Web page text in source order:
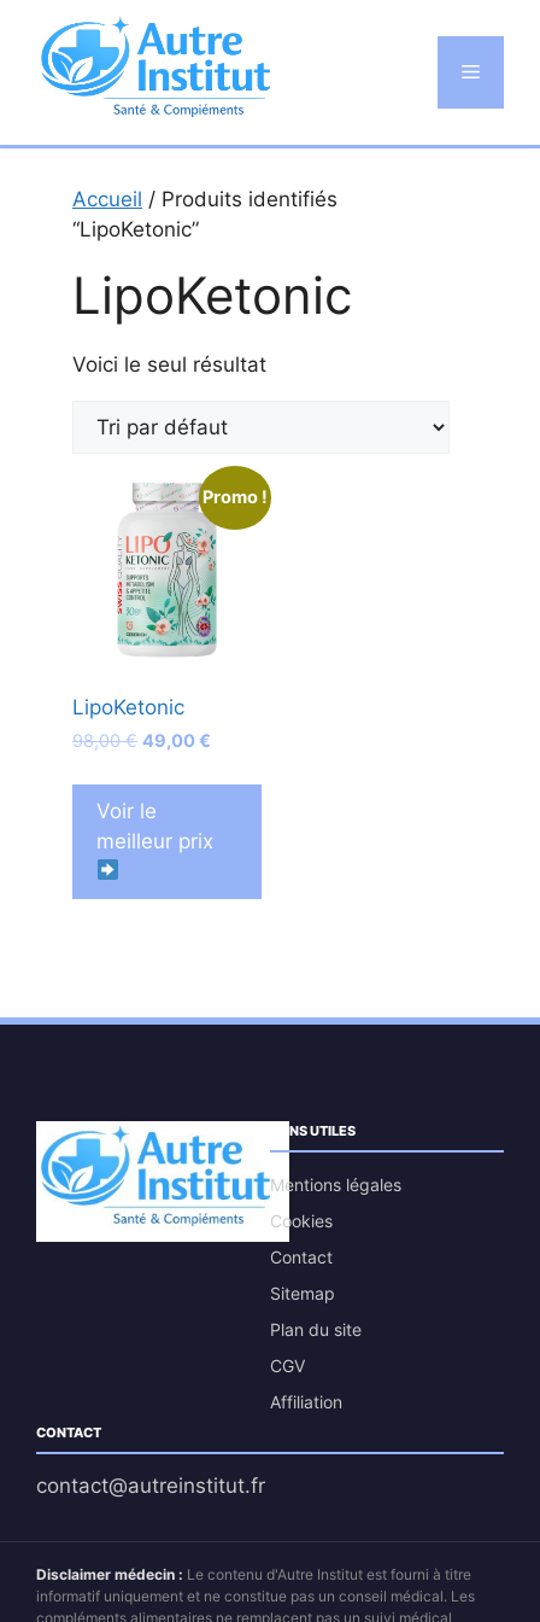
contenu
Menu
Accueil / Produits identifiés
“LipoKetonic”
LipoKetonic
Voici le seul résultat
Promo !
LipoKetonic
98,00€ Le
initial
était :
98,00 €.
49,00€
actuel
49,00 €.
Voir le
meilleur prix
LIENS UTILES
Mentions légales
Cookies
Contact
Sitemap
Plan du site
CGV
Affiliation
CONTACT
contact@autreinstitut.fr
Disclaimer médecin : Le contenu d'Autre Institut est fourni à titre
informatif uniquement et ne constitue pas un conseil médical. Les
compléments alimentaires ne remplacent pas un suivi médical